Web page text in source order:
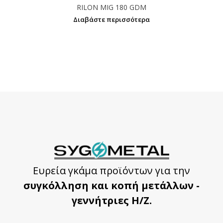
RILON MIG 180 GDM
Διαβάστε περισσότερα
Ευρεία γκάμα προϊόντων για την
συγκόλληση και κοπή μετάλλων -
γεννήτριες Η/Ζ.